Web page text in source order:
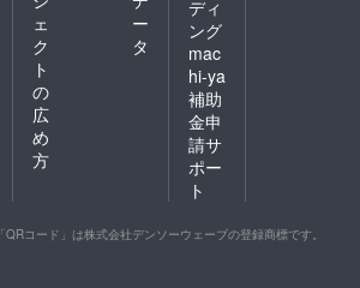
ェ
ク
ト
の
広
め
方
ー
タ
ディ
ング
mac
hi-ya
補助
金申
請サ
ポー
ト
「QRコード」は株式会社デンソーウェーブの登録商標です。